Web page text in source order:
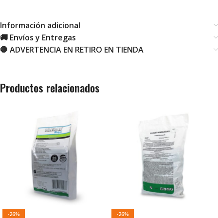
Información adicional
🚚 Envíos y Entregas
🛑 ADVERTENCIA EN RETIRO EN TIENDA
Productos relacionados
-26% -26%